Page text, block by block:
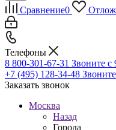
Сравнение0
Телефоны
8 800-301-67-31 Звоните с
+7 (495) 128-34-48
Заказать звонок
Москва
Назад
Города